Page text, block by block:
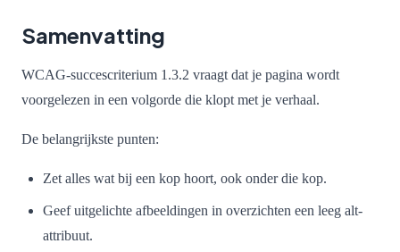
Samenvatting
WCAG-succescriterium 1.3.2 vraagt dat je pagina wordt
voorgelezen in een volgorde die klopt met je verhaal.
De belangrijkste punten:
Zet alles wat bij een kop hoort, ook onder die kop.
Geef uitgelichte afbeeldingen in overzichten een leeg alt-
attribuut.